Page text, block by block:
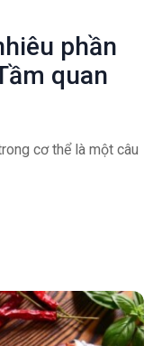
phần
quan
cơ thể là một câu